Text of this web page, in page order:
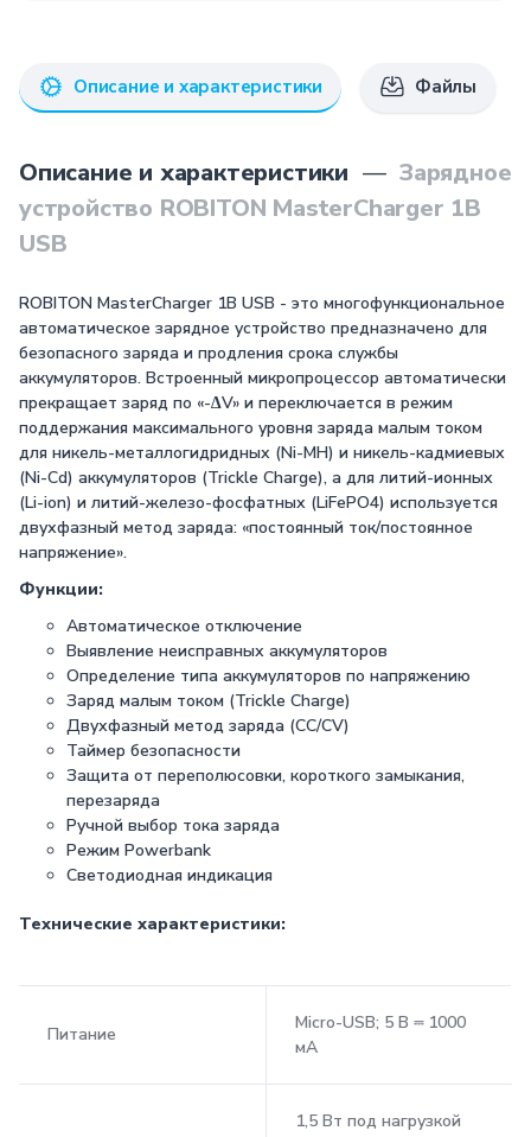
Описание и характеристики Файлы
Описание и характеристики — Зарядное
устройство ROBITON MasterCharger 1B
USB
ROBITON MasterCharger 1B USB - это многофункциональное
автоматическое зарядное устройство предназначено для
безопасного заряда и продления срока службы
аккумуляторов. Встроенный микропроцессор автоматически
прекращает заряд по «-∆V» и переключается в режим
поддержания максимального уровня заряда малым током
для никель-металлогидридных (Ni-MH) и никель-кадмиевых
(Ni-Cd) аккумуляторов (Trickle Charge), а для литий-ионных
(Li-ion) и литий-железо-фосфатных (LiFePO4) используется
двухфазный метод заряда: «постоянный ток/постоянное
напряжение».
Функции:
Автоматическое отключение
Выявление неисправных аккумуляторов
Определение типа аккумуляторов по напряжению
Заряд малым током (Trickle Charge)
Двухфазный метод заряда (CC/CV)
Таймер безопасности
Защита от переполюсовки, короткого замыкания,
перезаряда
Ручной выбор тока заряда
Режим Powerbank
Светодиодная индикация
Технические характеристики:
Питание
Micro-USB; 5 В ⎓ 1000
мА
1,5 Вт под нагрузкой